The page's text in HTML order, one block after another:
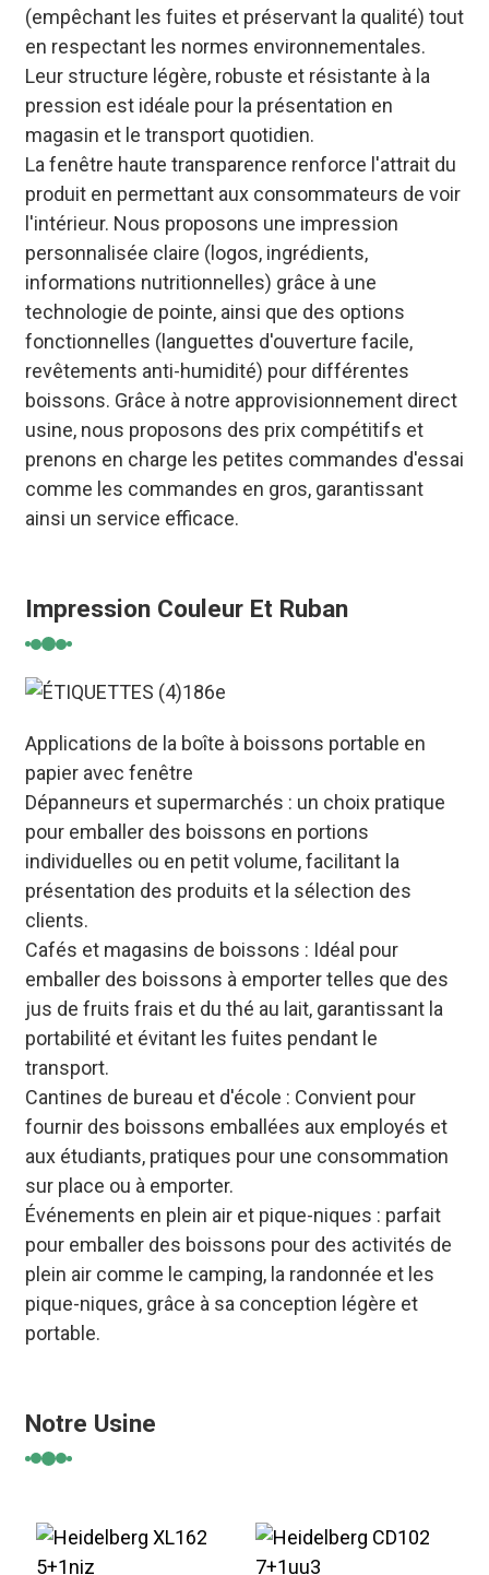
(empêchant les fuites et préservant la qualité) tout
en respectant les normes environnementales.
Leur structure légère, robuste et résistante à la
pression est idéale pour la présentation en
magasin et le transport quotidien.
La fenêtre haute transparence renforce l'attrait du
produit en permettant aux consommateurs de voir
l'intérieur. Nous proposons une impression
personnalisée claire (logos, ingrédients,
informations nutritionnelles) grâce à une
technologie de pointe, ainsi que des options
fonctionnelles (languettes d'ouverture facile,
revêtements anti-humidité) pour différentes
boissons. Grâce à notre approvisionnement direct
usine, nous proposons des prix compétitifs et
prenons en charge les petites commandes d'essai
comme les commandes en gros, garantissant
ainsi un service efficace.
Impression Couleur Et Ruban
Applications de la boîte à boissons portable en
papier avec fenêtre
Dépanneurs et supermarchés : un choix pratique
pour emballer des boissons en portions
individuelles ou en petit volume, facilitant la
présentation des produits et la sélection des
clients.
Cafés et magasins de boissons : Idéal pour
emballer des boissons à emporter telles que des
jus de fruits frais et du thé au lait, garantissant la
portabilité et évitant les fuites pendant le
transport.
Cantines de bureau et d'école : Convient pour
fournir des boissons emballées aux employés et
aux étudiants, pratiques pour une consommation
sur place ou à emporter.
Événements en plein air et pique-niques : parfait
pour emballer des boissons pour des activités de
plein air comme le camping, la randonnée et les
pique-niques, grâce à sa conception légère et
portable.
Notre Usine